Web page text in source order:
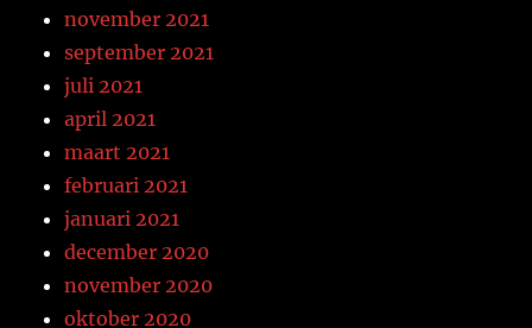
november 2021
september 2021
juli 2021
april 2021
maart 2021
februari 2021
januari 2021
december 2020
november 2020
oktober 2020